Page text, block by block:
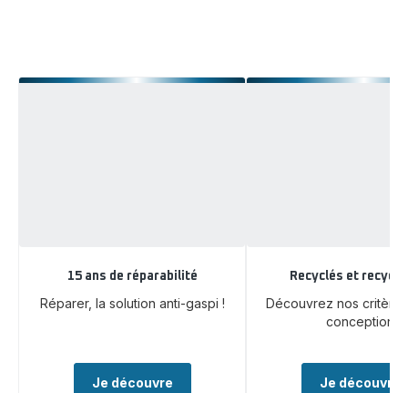
15 ans de réparabilité
Réparer, la solution anti-gaspi !
Je découvre
Recyclés et
Découvrez nos
conception
Je découvre